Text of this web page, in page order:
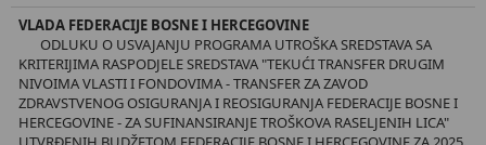
VLADA FEDERACIJE BOSNE I HERCEGOVINE
ODLUKU O USVAJANJU PROGRAMA UTROŠKA SREDSTAVA SA
KRITERIJIMA RASPODJELE SREDSTAVA "TEKUĆI TRANSFER DRUGIM
NIVOIMA VLASTI I FONDOVIMA - TRANSFER ZA ZAVOD
ZDRAVSTVENOG OSIGURANJA I REOSIGURANJA FEDERACIJE BOSNE I
HERCEGOVINE - ZA SUFINANSIRANJE TROŠKOVA RASELJENIH LICA"